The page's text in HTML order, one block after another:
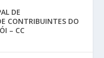
DE
CONTRIBUINTES DO
– CC